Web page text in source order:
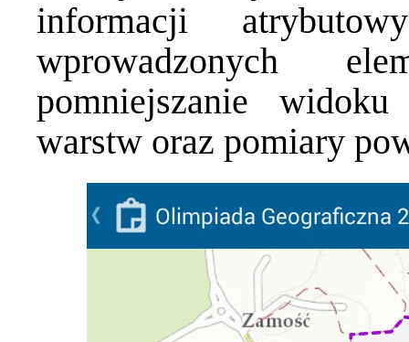
informacji
wprowadzonych
pomniejszanie
warstw oraz pomiary